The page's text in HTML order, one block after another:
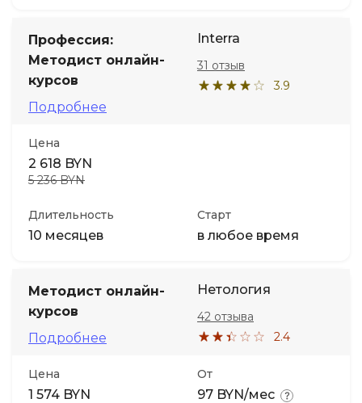
Профессия:
Методист онлайн-
курсов
Подробнее
Interra
3.9
31 отзыв
Цена
2 618 BYN
5 236 BYN
Длительность
10 месяцев
Старт
в любое время
Методист онлайн-
курсов
Подробнее
Нетология
2.4
42 отзыва
Цена
1 574 BYN
От
97 BYN/мес